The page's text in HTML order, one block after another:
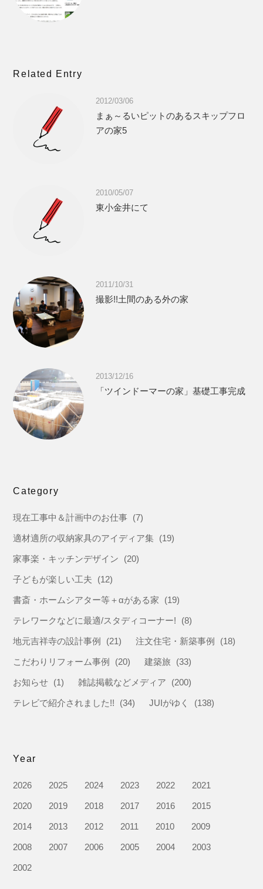
Related Entry
2012/03/06
まぁ～るいピットのあるスキップフロ
アの家5
2010/05/07
東小金井にて
2011/10/31
撮影!!土間のある外の家
2013/12/16
「ツインドーマーの家」基礎工事完成
Category
現在工事中＆計画中のお仕事 (7)
適材適所の収納家具のアイディア集 (19)
家事楽・キッチンデザイン (20)
子どもが楽しい工夫 (12)
書斎・ホームシアター等＋αがある家 (19)
テレワークなどに最適/スタディコーナー! (8)
地元吉祥寺の設計事例 (21) 注文住宅・新築事例 (18)
こだわりリフォーム事例 (20) 建築旅 (33)
お知らせ (1) 雑誌掲載などメディア (200)
テレビで紹介されました!! (34) JUIがゆく (138)
Year
2026 2025 2024 2023 2022 2021
2020 2019 2018 2017 2016 2015
2014 2013 2012 2011 2010 2009
2008 2007 2006 2005 2004 2003
2002